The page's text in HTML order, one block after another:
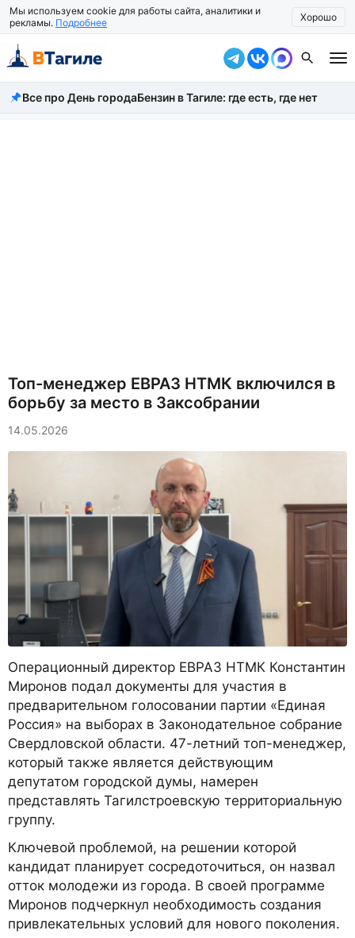
Мы используем cookie для работы сайта, аналитики и
рекламы. Подробнее Хорошо
Все новости
Все про День городаБензин в Тагиле: где есть, где нет
Топ-менеджер ЕВРАЗ НТМК включился в
борьбу за место в Заксобрании
14.05.2026
Операционный директор ЕВРАЗ НТМК Константин
Миронов подал документы для участия в
предварительном голосовании партии «Единая
Россия» на выборах в Законодательное собрание
Свердловской области. 47-летний топ-менеджер,
который также является действующим
депутатом городской думы, намерен
представлять Тагилстроевскую территориальную
группу.
Ключевой проблемой, на решении которой
кандидат планирует сосредоточиться, он назвал
отток молодежи из города. В своей программе
Миронов подчеркнул необходимость создания
привлекательных условий для нового поколения.